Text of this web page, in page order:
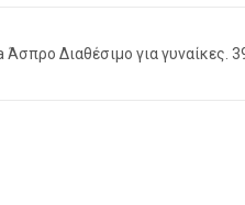
Διαθέσιμο για γυναίκες.